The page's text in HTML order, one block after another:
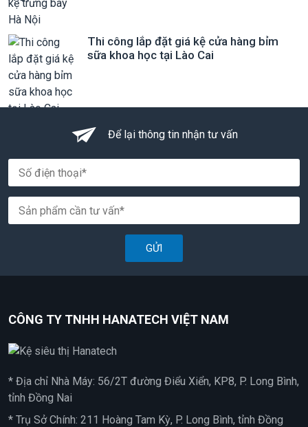
Thi công lắp đặt giá kệ cửa hàng bỉm
sữa khoa học tại Lào Cai
Để lại thông tin nhận tư vấn
GỬI
CÔNG TY TNHH HANATECH VIỆT NAM
* Địa chỉ Nhà Máy: 56/2T đường Điểu Xiển, KP8, P. Long Bình,
tỉnh Đồng Nai
* Trụ Sở Chính: 211 Hoàng Tam Kỳ, P. Long Bình, tỉnh Đồng